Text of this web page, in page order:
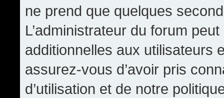
ne prend que quelques
L’administrateur du forum
additionnelles aux utilisateurs
assurez-vous d’avoir pris
d’utilisation et de notre